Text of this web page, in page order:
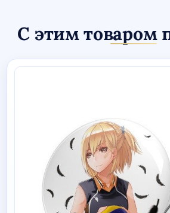
С этим товаром